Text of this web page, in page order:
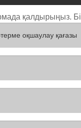
қалдырыңыз. Біз